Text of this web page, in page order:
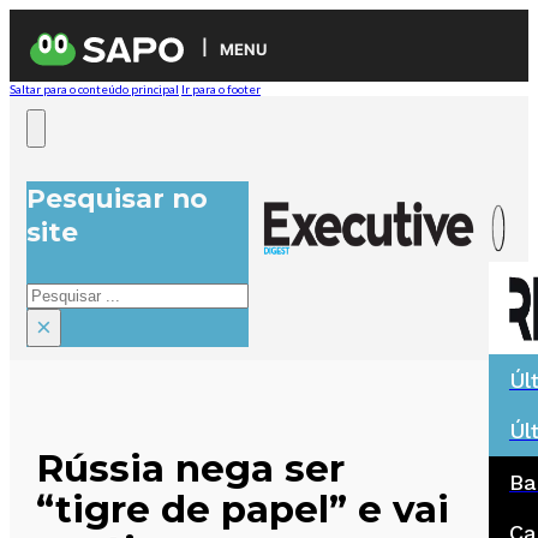
MENU
Saltar para o conteúdo principal Ir para o footer
Pesquisar no
site
Pesquisar
×
Rússia nega ser
“tigre de papel” e vai